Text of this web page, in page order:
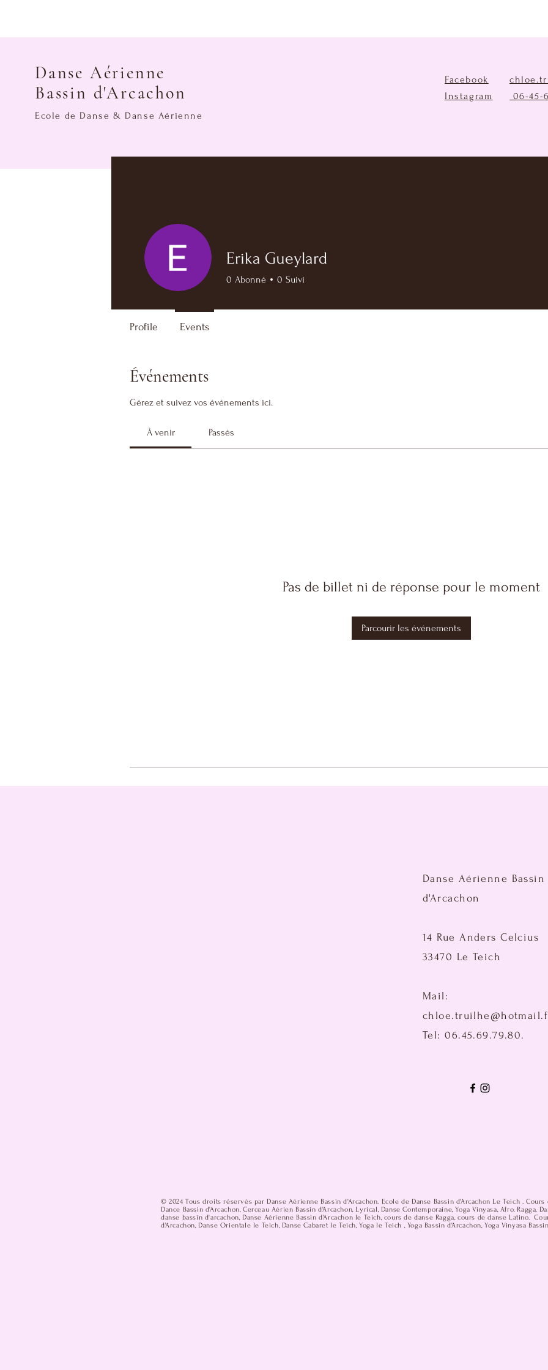
Danse Aérienne
Bassin d'Arcachon
Ecole de Danse & Danse Aérienne
Facebook
Instagram
06-45-
Événements
Gérez et suivez vos événements ici.
À venir Passés
Pas de billet ni de réponse pour le moment
Parcourir les événements
Erika Gueylard
0 Abonné 0 Suivi
Profile Events
Danse Aérienne Bassin
d'Arcachon
14 Rue Anders Celcius
33470 Le Teich
Mail:
Tel: 06.45.69.79.80.
© 2024 Tous droits réservés par Danse Aérienne Bassin d'Arcachon. Ecole de Danse Bassin d'Arcachon Le Teich . Cours
Dance Bassin d'Arcachon, Cerceau Aérien Bassin d'Arcachon, Lyrical, Danse Contemporaine, Yoga Vinyasa, Afro, Ragga,
danse bassin d'arcachon, Danse Aérienne Bassin d'Arcachon le Teich, cours de danse Ragga, cours de danse Latino.
d'Arcachon, Danse Orientale le Teich, Danse Cabaret le Teich, Yoga le Teich , Yoga Bassin d'Arcachon, Yoga Vinyasa